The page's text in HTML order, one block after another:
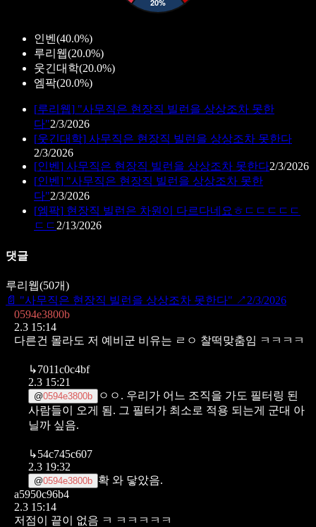
인벤 (40.0%)
루리웹(20.0%)
웃긴대학(20.0%)
엠팍(20.0%)
[루리웹] "사무직은 현장직 빌런을 상상조차 못한
다"2/3/2026
[웃긴대학] 사무직은 현장직 빌런을 상상조차 못한다
2/3/2026
[인벤 ] 사무직은 현장직 빌런을 상상조차 못한다2/3/2026
[인벤 ] "사무직은 현장직 빌런을 상상조차 못한
다"2/3/2026
[엠팍] 현장직 빌런은 차원이 다르다네요ㅎㄷㄷㄷㄷㄷ
ㄷㄷ 2/13/2026
댓글
루리웹(50개)
📄 "사무직은 현장직 빌런을 상상조차 못한다" ↗ 2/3/2026
0594e3800b
2.3 15:14
다른건 몰라도 저 예비군 비유는 ㄹㅇ 찰떡맞춤임 ㅋㅋㅋㅋ
↳7011c0c4bf
2.3 15:21
@0594e3800b ㅇㅇ. 우리가 어느 조직을 가도 필터링 된
사람들이 오게 됨. 그 필터가 최소로 적용 되는게 군대 아
닐까 싶음.
↳54c745c607
2.3 19:32
@0594e3800b 확 와 닿았음.
a5950c96b4
2.3 15:14
저점이 끝이 없음 ㅋ ㅋㅋㅋㅋㅋ